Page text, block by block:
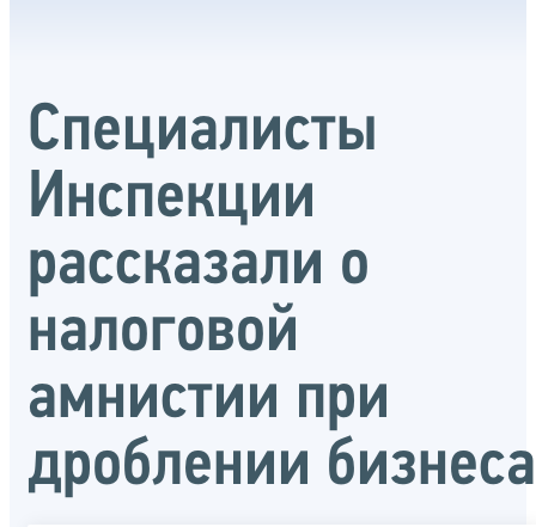
Специалисты
Инспекции
рассказали о
налоговой
амнистии при
дроблении бизнеса